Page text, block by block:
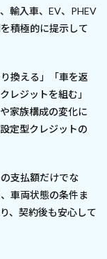
輸入車、EV、PHEV
積極的に提示して
換える」「車を返
レジットを組む」
家族構成の変化に
定型クレジットの
支払額だけでな
車両状態の条件ま
、契約後も安心して